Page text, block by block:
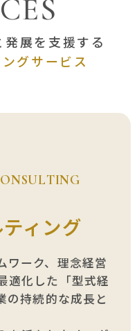
CES
展を支援する
グサービス
ィング
ワーク、理念経営
適化した「型式経
の持続的な成長と